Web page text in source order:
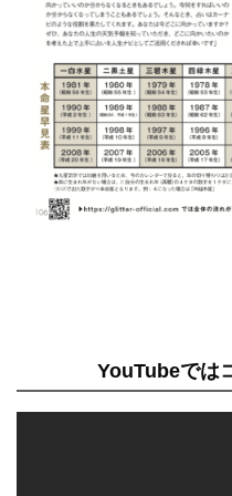
YouTubeでは